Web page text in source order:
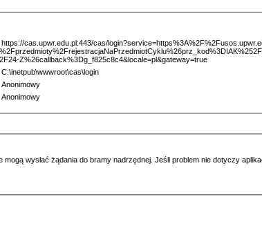
cas.upwr.edu.pl:443/cas/
Z%26callback%3Dg_f825c8c4&locale=pl&gateway=true
wysłać żądania do bramy nadrzędnej. Jeśli problem nie dotyczy